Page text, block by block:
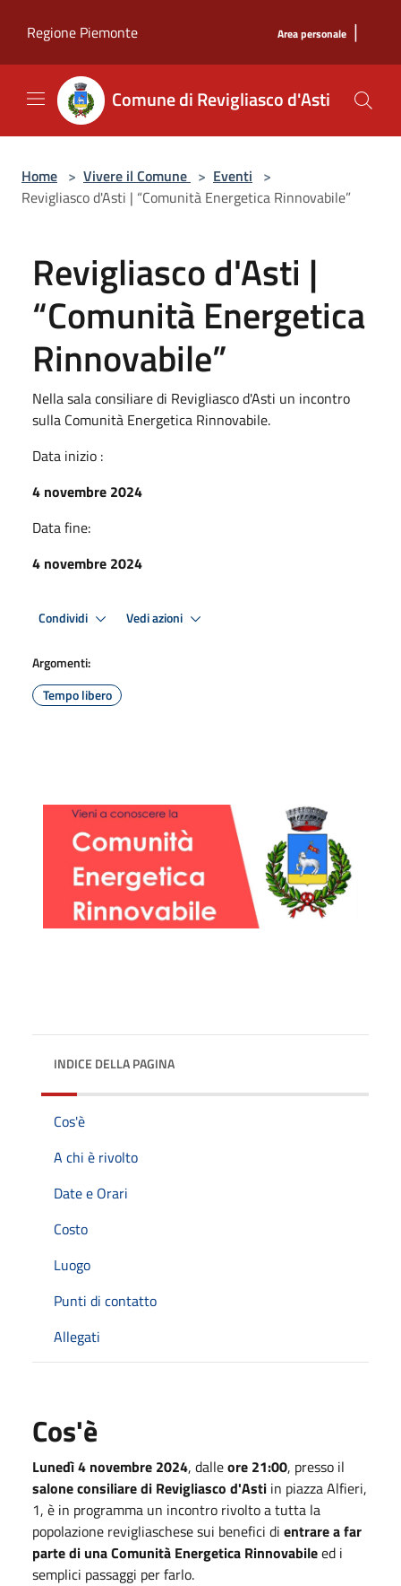
Regione Piemonte
Area personale |
Comune di Revigliasco d'Asti
Home > Vivere il Comune > Eventi >
Revigliasco d'Asti | “Comunità Energetica Rinnovabile”
Revigliasco d'Asti |
“Comunità Energetica
Rinnovabile”
Nella sala consiliare di Revigliasco d'Asti un incontro
sulla Comunità Energetica Rinnovabile.
Data inizio :
4 novembre 2024
Data fine:
4 novembre 2024
Condividi Vedi azioni
Argomenti:
Tempo libero
INDICE DELLA PAGINA
Cos'è
A chi è rivolto
Date e Orari
Costo
Luogo
Punti di contatto
Allegati
Cos'è
Lunedì 4 novembre 2024, dalleore 21:00, presso il
salone consiliare di Revigliasco d'Asti in piazza Alfieri,
1, è in programma un incontro rivolto a tutta la
popolazione revigliaschese sui benefici di entrare a far
parte di una Comunità Energetica Rinnovabileed i
semplici passaggi per farlo.